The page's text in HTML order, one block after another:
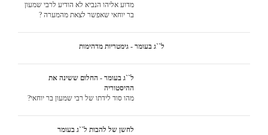
מדוע אליהו הנביא לא הודיע לרבי שמעון
בר יוחאי שאפשר לצאת מהמערה ?
ל``ג בעומר - גימטריות מדהימות
ל``ג בעומר - החלום ששינה את
ההיסטוריה
מהו סוד לידתו של רבי שמעון בר יוחאי?
לחשן של להבות ל``ג בעומר